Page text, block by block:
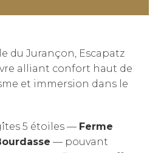
du Jurançon, Escapatz
alliant confort haut de
et immersion dans le
5 étoiles — Ferme
— pouvant